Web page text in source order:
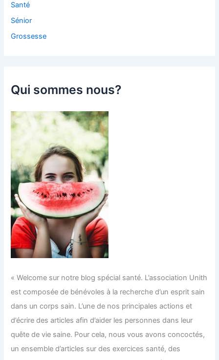
Santé
Sénior
Grossesse
Qui sommes nous?
« Welcome sur notre blog spécial santé. L’association Unith
est composée de bénévoles à la recherche d’un esprit sain
dans un corps sain. L’une de nos principales actions et
d’écrire des articles afin d’aider les personnes dans leur
quête de vie saine. Pour cela, nous vous avons concoctés,
un ensemble d’articles sur des exercices santé, des